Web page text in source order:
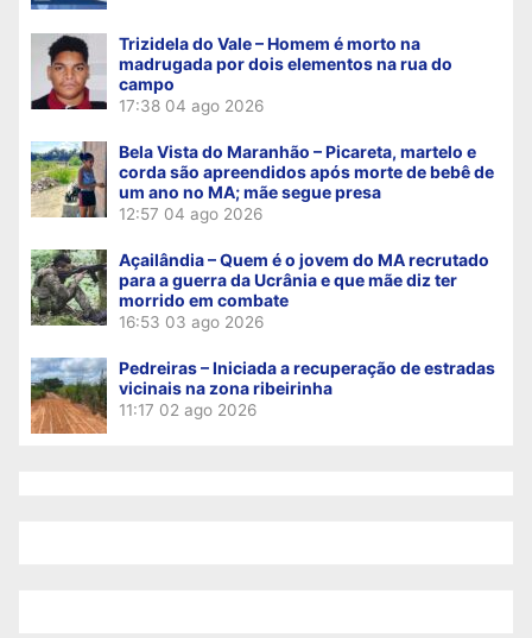
Trizidela do Vale – Homem é morto na
madrugada por dois elementos na rua do
campo
17:38 04 ago 2026
Bela Vista do Maranhão – Picareta, martelo e
corda são apreendidos após morte de bebê de
um ano no MA; mãe segue presa
12:57 04 ago 2026
Açailândia – Quem é o jovem do MA recrutado
para a guerra da Ucrânia e que mãe diz ter
morrido em combate
16:53 03 ago 2026
Pedreiras – Iniciada a recuperação de estradas
vicinais na zona ribeirinha
11:17 02 ago 2026